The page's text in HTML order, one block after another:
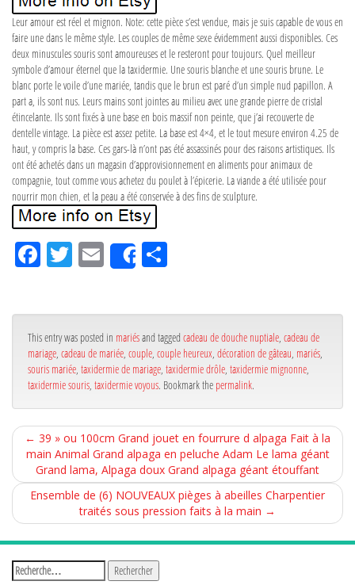
Leur amour est réel et mignon. Note: cette pièce s’est vendue, mais je suis capable de vous en
faire une dans le même style. Les couples de même sexe évidemment aussi disponibles. Ces
deux minuscules souris sont amoureuses et le resteront pour toujours. Quel meilleur
symbole d’amour éternel que la taxidermie. Une souris blanche et une souris brune. Le
blanc porte le voile d’une mariée, tandis que le brun est paré d’un simple nud papillon. A
part a, ils sont nus. Leurs mains sont jointes au milieu avec une grande pierre de cristal
étincelante. Ils sont fixés à une base en bois massif non peinte, que j’ai recouverte de
dentelle vintage. La pièce est assez petite. La base est 4×4, et le tout mesure environ 4.25 de
haut, y compris la base. Ces gars-là n’ont pas été assassinés pour des raisons artistiques. Ils
ont été achetés dans un magasin d’approvisionnement en aliments pour animaux de
compagnie, tout comme vous achetez du poulet à l’épicerie. La viande a été utilisée pour
nourrir mon chien, et la peau a été conservée à des fins de sculpture.
Fa
ce
ok
Tw
itt
Em
ail
Share
r
This entry was posted in mariésand tagged cadeau de douche nuptiale cadeau de
mariage cadeau de mariée couple couple heureux décoration de gâteau mariés
souris mariée taxidermie de mariage taxidermie drôle taxidermie mignonne
taxidermie souris taxidermie voyous. Bookmark the permalink.
← 39 » ou 100cm Grand jouet en fourrure d alpaga Fait à la
main Animal Grand alpaga en peluche Adam Le lama géant
Grand lama, Alpaga doux Grand alpaga géant étouffant
Ensemble de (6) NOUVEAUX pièges à abeilles Charpentier
traités sous pression faits à la main →